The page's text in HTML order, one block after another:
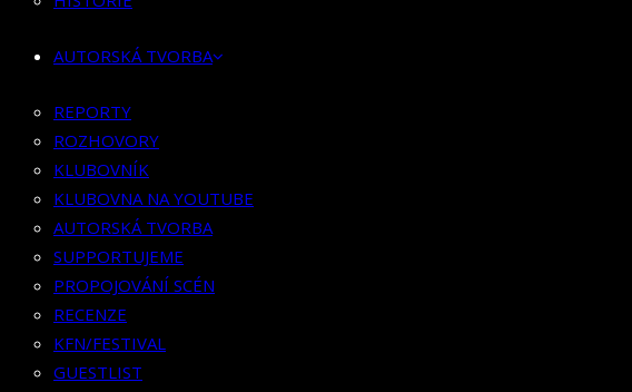
KLUBOVNA NA YOUTUBE
SUPPORTUJEME
PROPOJOVÁNÍ SCÉN
RECENZE
KFN/FESTIVAL
GUESTLIST
SPOLUPRÁCE
BOOKING
PR SPOLUPRÁCE
AUTORSKÁ TVORBA
REPORTY
ROZHOVORY
KLUBOVNÍK
KLUBOVNA NA YOUTUBE
AUTORSKÁ TVORBA
SUPPORTUJEME
PROPOJOVÁNÍ SCÉN
RECENZE
KFN/FESTIVAL
GUESTLIST